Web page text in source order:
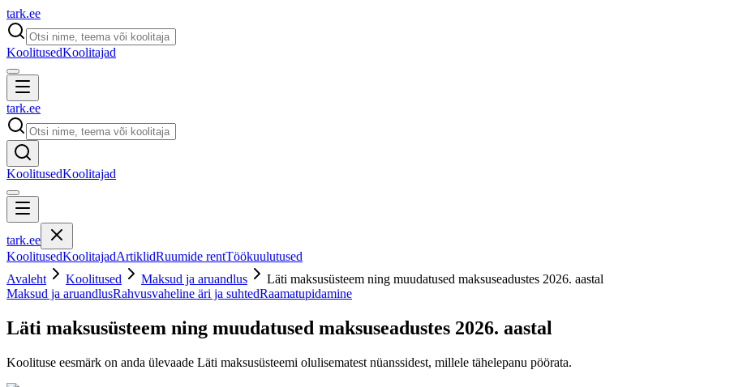
tark.ee
KoolitusedKoolitajad
tark.ee
KoolitusedKoolitajad
tark.ee
KoolitusedKoolitajadArtiklidRuumide rentTöökuulutused
Avaleht
Koolitused Maksud ja aruandlus
Läti maksusüsteem ning muudatused maksuseadustes 2026. aastal
Maksud ja aruandlusRahvusvaheline äri ja suhtedRaamatupidamine
Läti maksusüsteem ning muudatused maksuseadustes 2026. aastal
Koolituse eesmärk on anda ülevaade Läti maksusüsteemi olulisematest nüanssidest, millele tähelepanu pöörata.